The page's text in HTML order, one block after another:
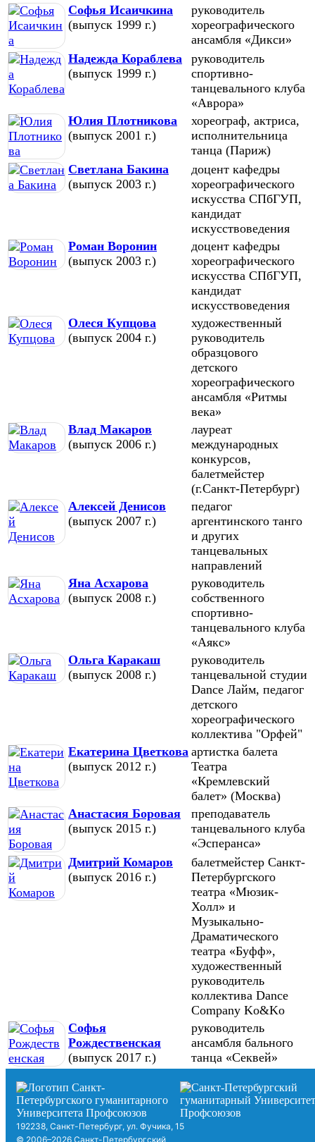
Софья Исаичкина
(выпуск 1999 г.)
руководитель
хореографического
ансамбля «Дикси»
Надежда Кораблева
(выпуск 1999 г.)
руководитель
спортивно-
танцевального клуба
«Аврора»
Юлия Плотникова
(выпуск 2001 г.)
хореограф, актриса,
исполнительница
танца (Париж)
Светлана Бакина
(выпуск 2003 г.)
доцент кафедры
хореографического
искусства СПбГУП,
кандидат
искусствоведения
Роман Воронин
(выпуск 2003 г.)
доцент кафедры
хореографического
искусства СПбГУП,
кандидат
искусствоведения
Олеся Купцова
(выпуск 2004 г.)
художественный
руководитель
образцового
детского
хореографического
ансамбля «Ритмы
века»
Влад Макаров
(выпуск 2006 г.)
лауреат
международных
конкурсов,
балетмейстер
(г.Санкт-Петербург)
Алексей Денисов
(выпуск 2007 г.)
педагог
аргентинского танго
и других
танцевальных
направлений
Яна Асхарова
(выпуск 2008 г.)
руководитель
собственного
спортивно-
танцевального клуба
«Аякс»
Ольга Каракаш
(выпуск 2008 г.)
руководитель
танцевальной студии
Dance Лайм, педагог
детского
хореографического
коллектива "Орфей"
Екатерина Цветкова
(выпуск 2012 г.)
артистка балета
Театра
«Кремлевский
балет» (Москва)
Анастасия Боровая
(выпуск 2015 г.)
преподаватель
танцевального клуба
«Эсперанса»
Дмитрий Комаров
(выпуск 2016 г.)
балетмейстер Санкт-
Петербургского
театра «Мюзик-
Холл» и
Музыкально-
Драматического
театра «Буфф»,
художественный
руководитель
коллектива Dance
Company Ko&Ko
Софья
Рождественская
(выпуск 2017 г.)
руководитель
ансамбля бального
танца «Секвей»
192238, Санкт-Петербург, ул. Фучика, 15
© 2006–2026 Санкт-Петербургский